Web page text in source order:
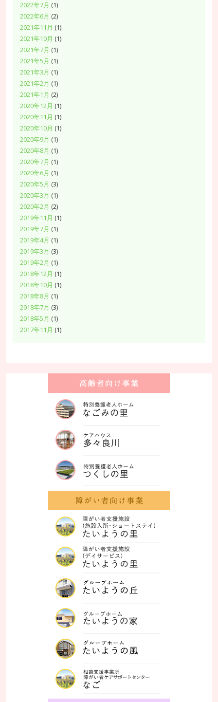
2022年7月 (1)
2022年6月 (2)
2021年11月 (1)
2021年10月 (1)
2021年7月 (1)
2021年5月 (1)
2021年3月 (1)
2021年2月 (1)
2021年1月 (2)
2020年12月 (1)
2020年11月 (1)
2020年10月 (1)
2020年9月 (1)
2020年8月 (1)
2020年7月 (1)
2020年6月 (1)
2020年5月 (3)
2020年3月 (1)
2020年2月 (2)
2019年11月 (1)
2019年7月 (1)
2019年4月 (1)
2019年3月 (3)
2019年2月 (1)
2018年12月 (1)
2018年10月 (1)
2018年8月 (1)
2018年7月 (3)
2018年5月 (1)
2017年11月 (1)